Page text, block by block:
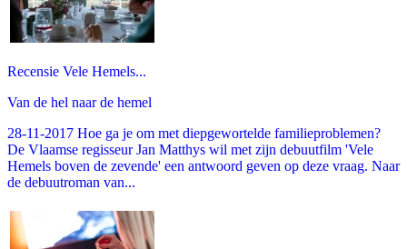
Recensie Vele Hemels...
Van de hel naar de hemel
28-11-2017 Hoe ga je om met diepgewortelde familieproblemen?
De Vlaamse regisseur Jan Matthys wil met zijn debuutfilm 'Vele
Hemels boven de zevende' een antwoord geven op deze vraag. Naar
de debuutroman van...